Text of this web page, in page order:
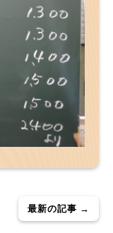
最新の記事 →